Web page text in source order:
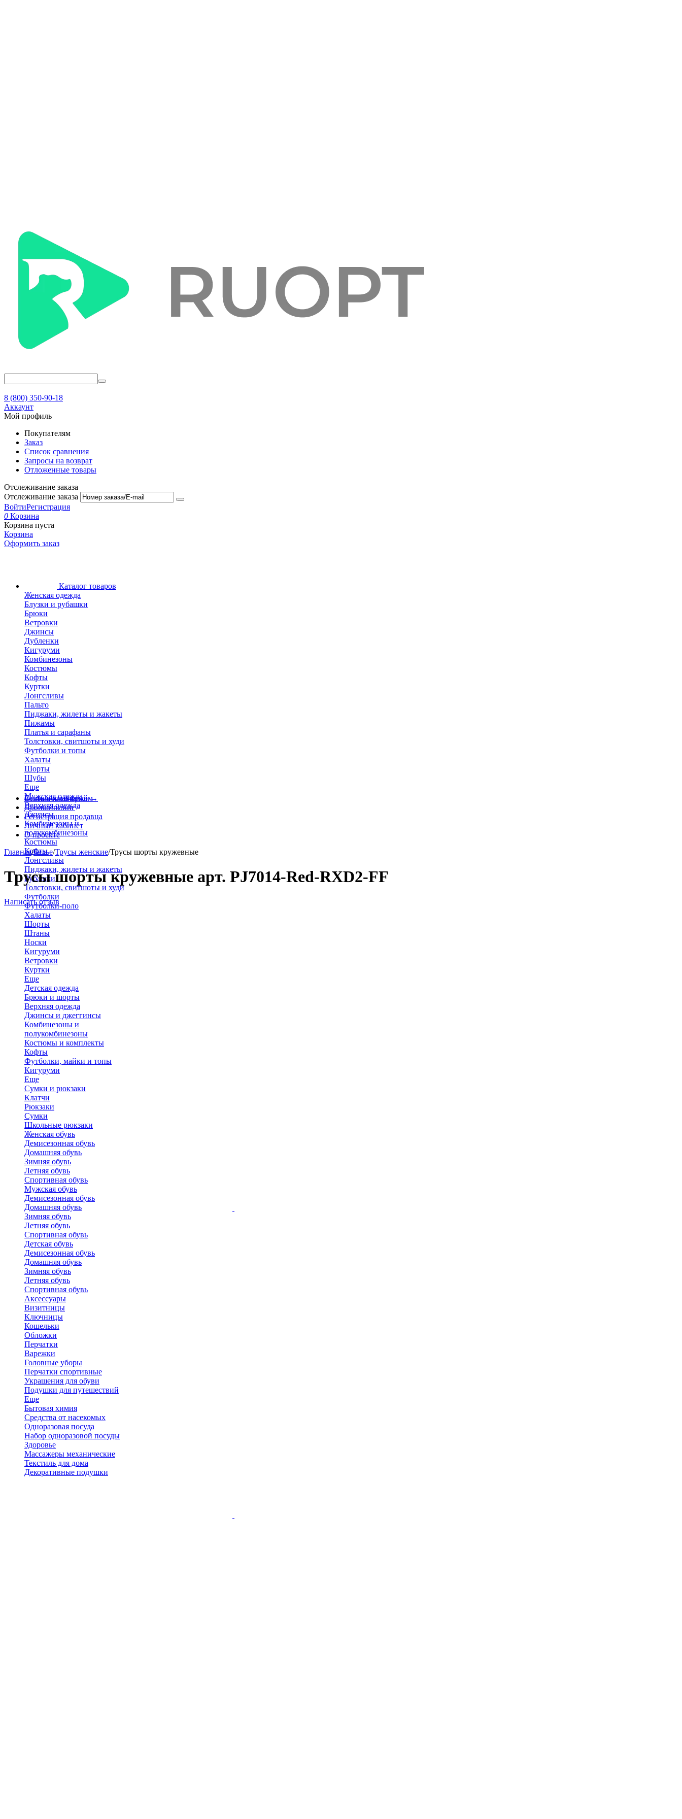
8 (800) 350-90-18
Аккаунт
Мой профиль
Покупателям
Заказ
Список сравнения
Запросы на возврат
Отложенные товары
Отслеживание заказа
Отслеживание заказа
ВойтиРегистрация
0 Корзина
Корзина пуста
Корзина
Оформить заказ
Каталог товаров
Женская одежда
Блузки и рубашки
Брюки
Ветровки
Джинсы
Дубленки
Кигуруми
Комбинезоны
Костюмы
Кофты
Куртки
Лонгсливы
Пальто
Пиджаки, жилеты и жакеты
Пижамы
Платья и сарафаны
Толстовки, свитшоты и худи
Футболки и топы
Халаты
Шорты
Шубы
Еще
Мужская одежда
Верхняя одежда
Джинсы
Комбинезоны и
полукомбинезоны
Костюмы
Кофты
Лонгсливы
Пиджаки, жилеты и жакеты
Рубашки
Толстовки, свитшоты и худи
Футболки
Футболки-поло
Халаты
Шорты
Штаны
Носки
Кигуруми
Ветровки
Куртки
Еще
Детская одежда
Брюки и шорты
Верхняя одежда
Джинсы и джеггинсы
Комбинезоны и
полукомбинезоны
Костюмы и комплекты
Кофты
Футболки, майки и топы
Кигуруми
Еще
Сумки и рюкзаки
Клатчи
Рюкзаки
Сумки
Школьные рюкзаки
Женская обувь
Демисезонная обувь
Домашняя обувь
Зимняя обувь
Летняя обувь
Спортивная обувь
Мужская обувь
Демисезонная обувь
Домашняя обувь
Зимняя обувь
Летняя обувь
Спортивная обувь
Детская обувь
Демисезонная обувь
Домашняя обувь
Зимняя обувь
Летняя обувь
Спортивная обувь
Аксессуары
Визитницы
Ключницы
Кошельки
Обложки
Перчатки
Варежки
Головные уборы
Перчатки спортивные
Украшения для обуви
Подушки для путешествий
Еще
Бытовая химия
Средства от насекомых
Одноразовая посуда
Набор одноразовой посуды
Здоровье
Массажеры механические
Текстиль для дома
Декоративные подушки
Больше категорий→
Стать поставщиком
Дропшиппинг
Регистрация продавца
Личный кабинет
О проекте
Главная/Белье/Трусы женские/Трусы шорты кружевные
Трусы шорты кружевные арт. PJ7014-Red-RXD2-FF
Написать отзыв